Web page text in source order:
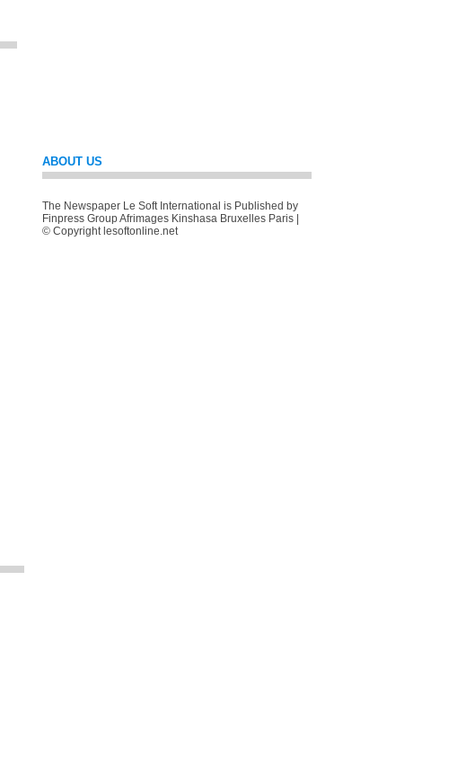
ABOUT US
The Newspaper Le Soft International is Published by
Finpress Group Afrimages Kinshasa Bruxelles Paris |
© Copyright lesoftonline.net